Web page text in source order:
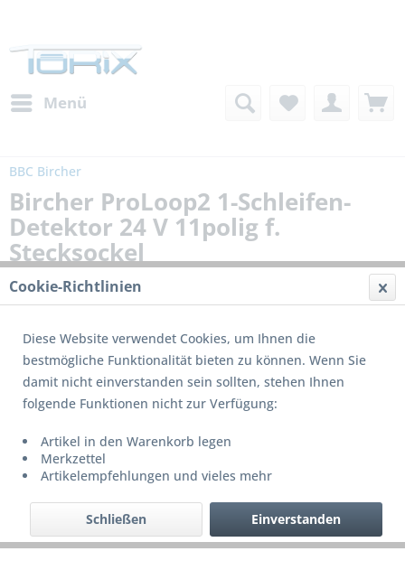
Menü
BBC Bircher
Bircher ProLoop2 1-Schleifen-
Detektor 24 V 11polig f.
Stecksockel
Cookie-Richtlinien
Diese Website verwendet Cookies, um Ihnen die
bestmögliche Funktionalität bieten zu können. Wenn Sie
damit nicht einverstanden sein sollten, stehen Ihnen
folgende Funktionen nicht zur Verfügung:
Artikel in den Warenkorb legen
Merkzettel
Artikelempfehlungen und vieles mehr
Einverstanden
Schließen